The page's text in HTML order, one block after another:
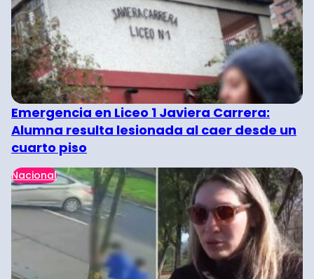
Emergencia en Liceo 1 Javiera Carrera:
Alumna resulta lesionada al caer desde un
cuarto piso
Nacional